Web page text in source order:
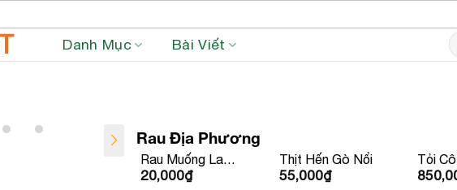
Danh Mục Bài Viết
for:
Rau Địa Phương
Thịt Hến Gò Nổi
55,000₫
Tỏi Cô Đơn
850,000₫
Tỏi Lý